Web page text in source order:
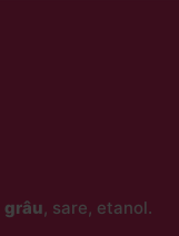
grâu, sare, etanol.